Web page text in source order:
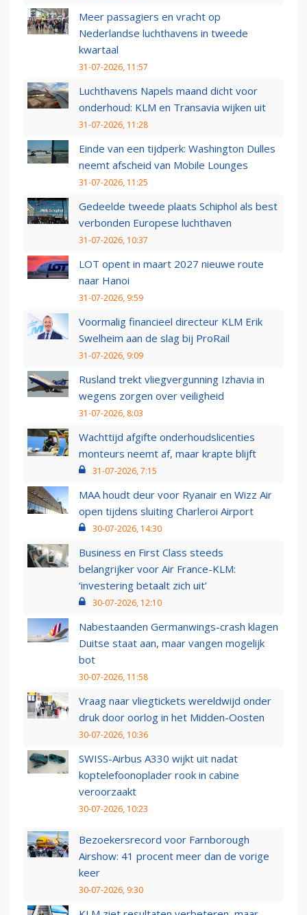
Meer passagiers en vracht op
Nederlandse luchthavens in tweede
kwartaal
31-07-2026, 11:57
Luchthavens Napels maand dicht voor
onderhoud: KLM en Transavia wijken uit
31-07-2026, 11:28
Einde van een tijdperk: Washington Dulles
neemt afscheid van Mobile Lounges
31-07-2026, 11:25
Gedeelde tweede plaats Schiphol als best
verbonden Europese luchthaven
31-07-2026, 10:37
LOT opent in maart 2027 nieuwe route
naar Hanoi
31-07-2026, 9:59
Voormalig financieel directeur KLM Erik
Swelheim aan de slag bij ProRail
31-07-2026, 9:09
Rusland trekt vliegvergunning Izhavia in
wegens zorgen over veiligheid
31-07-2026, 8:03
Wachttijd afgifte onderhoudslicenties
monteurs neemt af, maar krapte blijft
31-07-2026, 7:15
MAA houdt deur voor Ryanair en Wizz Air
open tijdens sluiting Charleroi Airport
30-07-2026, 14:30
Business en First Class steeds
belangrijker voor Air France-KLM:
‘investering betaalt zich uit’
30-07-2026, 12:10
Nabestaanden Germanwings-crash klagen
Duitse staat aan, maar vangen mogelijk
bot
30-07-2026, 11:58
Vraag naar vliegtickets wereldwijd onder
druk door oorlog in het Midden-Oosten
30-07-2026, 10:36
SWISS-Airbus A330 wijkt uit nadat
koptelefoonoplader rook in cabine
veroorzaakt
30-07-2026, 10:23
Bezoekersrecord voor Farnborough
Airshow: 41 procent meer dan de vorige
keer
30-07-2026, 9:30